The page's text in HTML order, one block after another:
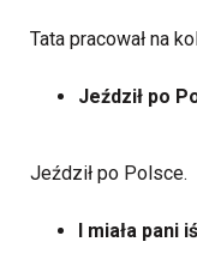
Tata pracował na
Jeździł po
Jeździł po Polsce.
I miała pani